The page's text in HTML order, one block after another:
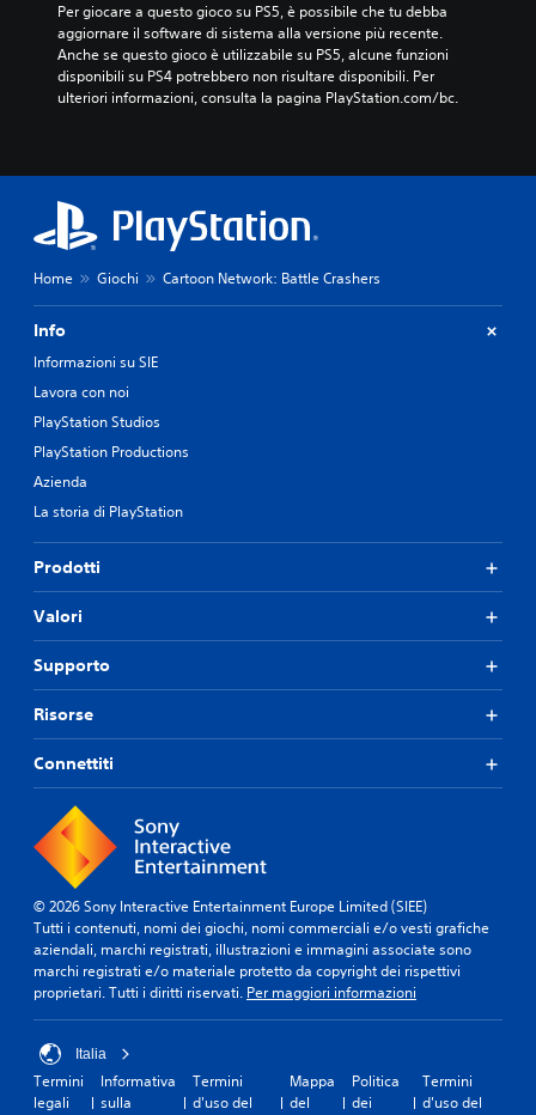
Per giocare a questo gioco su PS5, è possibile che tu debba
aggiornare il software di sistema alla versione più recente.
Anche se questo gioco è utilizzabile su PS5, alcune funzioni
disponibili su PS4 potrebbero non risultare disponibili. Per
ulteriori informazioni, consulta la pagina PlayStation.com/bc.
Home Giochi Cartoon Network: Battle Crashers
Info
Informazioni su SIE
Lavora con noi
PlayStation Studios
PlayStation Productions
Azienda
La storia di PlayStation
Prodotti
Valori
Supporto
Risorse
Connettiti
© 2026 Sony Interactive Entertainment Europe Limited (SIEE)
Tutti i contenuti, nomi dei giochi, nomi commerciali e/o vesti grafiche
aziendali, marchi registrati, illustrazioni e immagini associate sono
marchi registrati e/o materiale protetto da copyright dei rispettivi
proprietari. Tutti i diritti riservati. Per maggiori informazioni
Italia
Termini
legali
Informativa
sulla
Termini
d'uso del
Mappa
del
Politica
dei
Termini
d'uso del